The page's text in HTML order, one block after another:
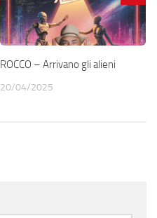
ROCCO – Arrivano gli alieni
20/04/2025